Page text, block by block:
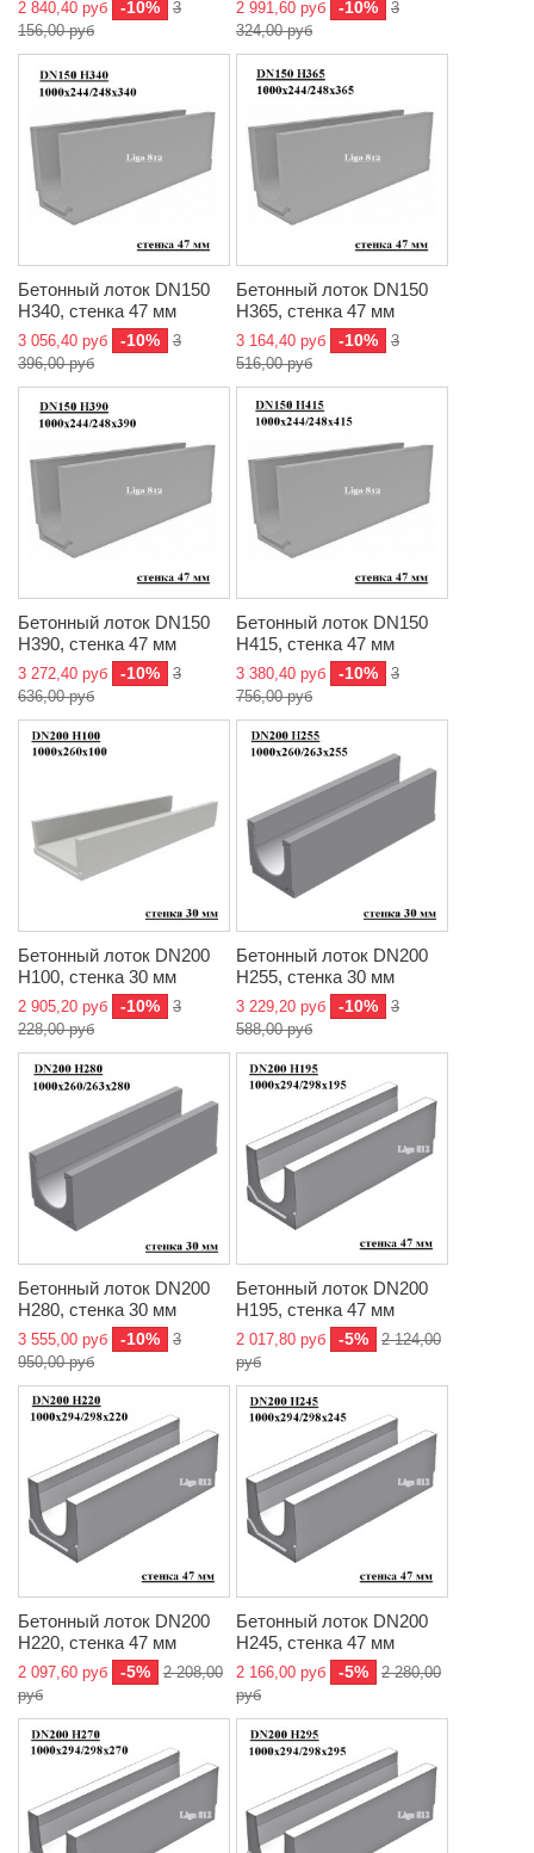
2 840,40 руб -10%
3
156,00 руб
2 991,60 руб -10%
3
324,00 руб
Бетонный лоток DN150
H340, стенка 47 мм
3 056,40 руб -10%
3
396,00 руб
Бетонный лоток DN150
H365, стенка 47 мм
3 164,40 руб -10%
3
516,00 руб
Бетонный лоток DN150
H390, стенка 47 мм
3 272,40 руб -10%
3
636,00 руб
Бетонный лоток DN150
H415, стенка 47 мм
3 380,40 руб -10%
3
756,00 руб
Бетонный лоток DN200
H100, стенка 30 мм
2 905,20 руб -10%
3
228,00 руб
Бетонный лоток DN200
H255, стенка 30 мм
3 229,20 руб -10%
3
588,00 руб
Бетонный лоток DN200
H280, стенка 30 мм
3 555,00 руб -10%
3
950,00 руб
Бетонный лоток DN200
H195, стенка 47 мм
2 017,80 руб -5%
2 124,00
руб
Бетонный лоток DN200
H220, стенка 47 мм
2 097,60 руб -5%
2 208,00
руб
Бетонный лоток DN200
H245, стенка 47 мм
2 166,00 руб -5%
2 280,00
руб